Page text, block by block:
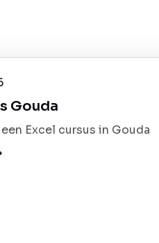
Gouda
Excel cursus in Gouda